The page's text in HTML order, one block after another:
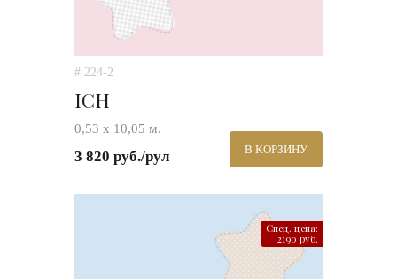
# 224-2
ICH
0,53 х 10,05 м.
3 820 руб./рул В КОРЗИНУ
Спец. цена:
2190 руб.